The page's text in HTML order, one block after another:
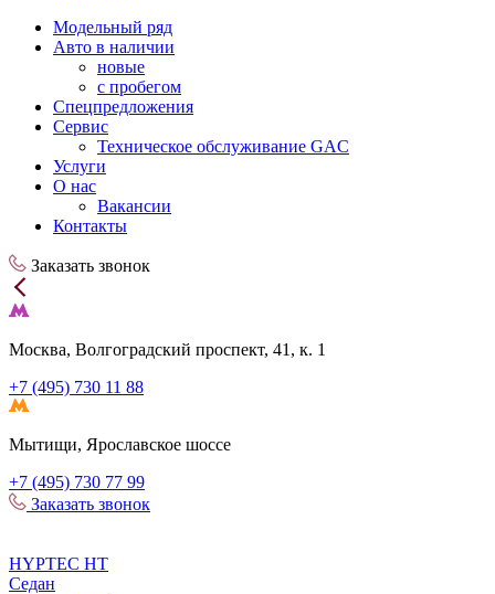
Модельный ряд
Авто в наличии
новые
с пробегом
Спецпредложения
Сервис
Техническое обслуживание GAC
Услуги
О нас
Вакансии
Контакты
Заказать звонок
Москва, Волгоградский проспект, 41, к. 1
+7 (495) 730 11 88
Мытищи, Ярославское шоссе
+7 (495) 730 77 99
Заказать звонок
HYPTEC HT
Седан